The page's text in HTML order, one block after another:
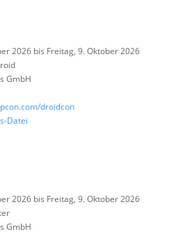
2026 bis Freitag, 9. Oktober 2026
GmbH
droidcon
Datei
2026 bis Freitag, 9. Oktober 2026
GmbH